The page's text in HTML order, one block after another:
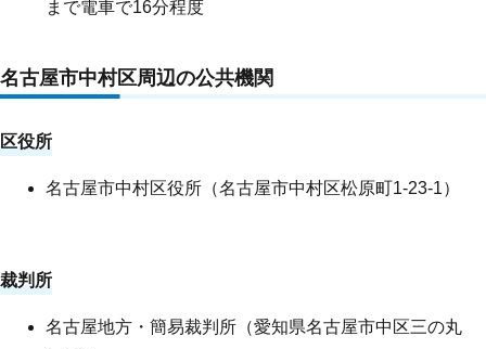
まで電車で16分程度
名古屋市中村区周辺の公共機関
区役所
名古屋市中村区役所（名古屋市中村区松原町1-23-1）
裁判所
名古屋地方・簡易裁判所（愛知県名古屋市中区三の丸